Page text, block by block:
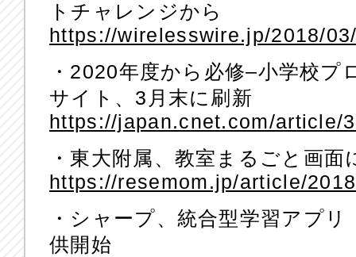
トチャレンジから
https://wirelesswire.jp/2018/
・2020年度から必修–小学校
サイト、3月末に刷新
https://japan.cnet.com/article/
・東大附属、教室まるごと画
https://resemom.jp/article/
・シャープ、統合型学習アプ
供開始